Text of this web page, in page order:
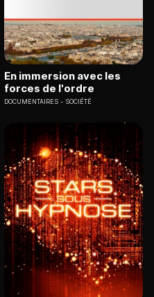
En immersion avec les
forces de l'ordre
DOCUMENTAIRES SOCIÉTÉ